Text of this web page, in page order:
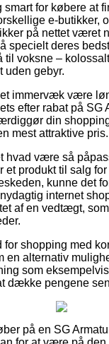
for købere at
e-butikker,
på nettet været
specielt deres
til voksne –
uden gebyr.
immervæk være
efter rabat på SG
din
mest attraktive pris.
hvad være så
et produkt til salg
kunne det
internet
af en vedtægt,
for shopping med
en alternativ
som
dække pengene
på en SG